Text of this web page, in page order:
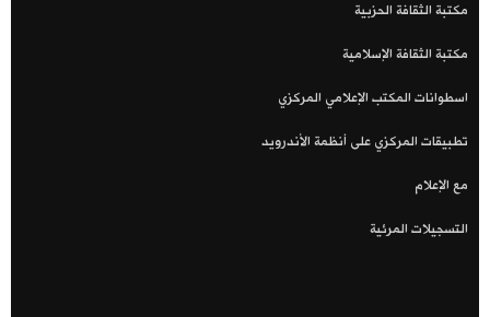
مكتبة الثقافة الحزبية
مكتبة الثقافة الإسلامية
اسطوانات المكتب الإعلامي المركزي
تطبيقات المركزي على أنظمة الأندرويد
مع الإعلام
التسجيلات المرئية